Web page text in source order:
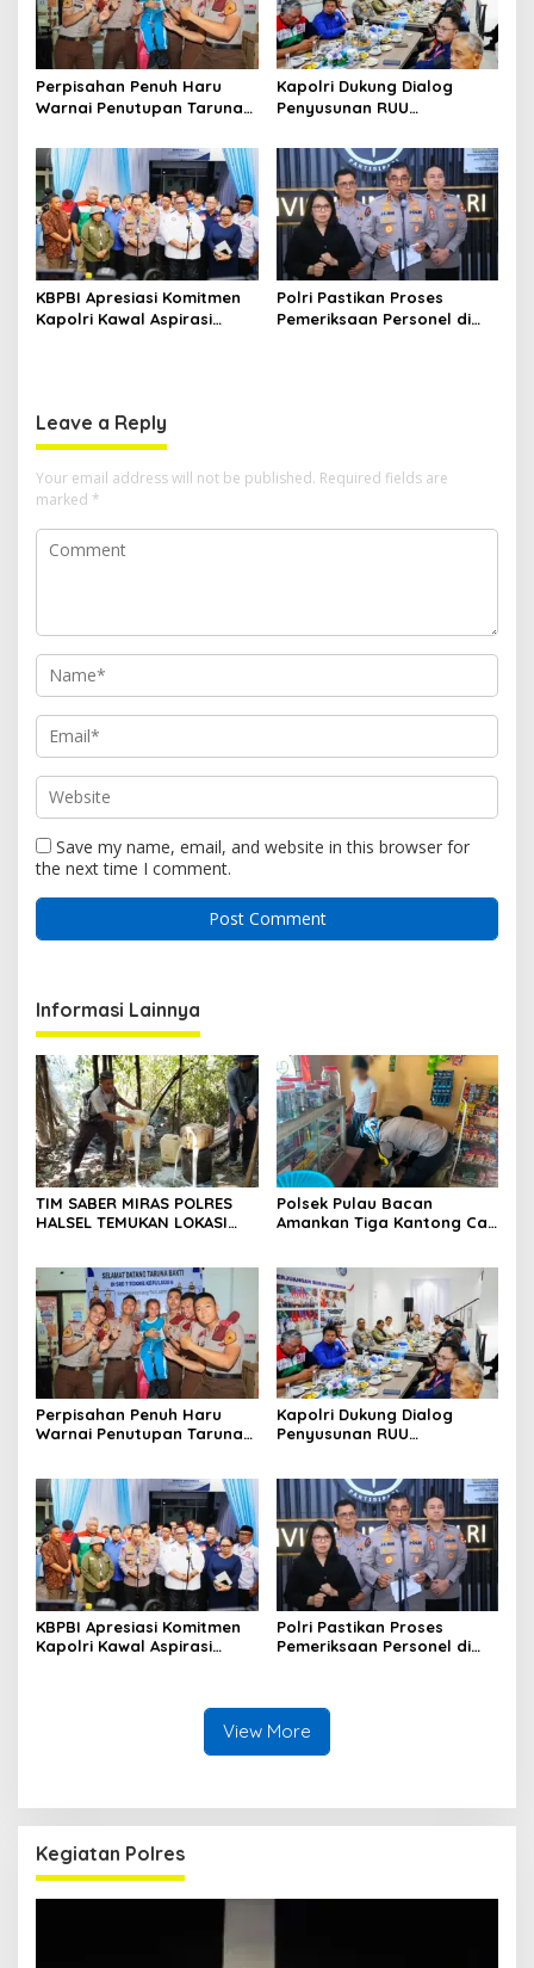
Perpisahan Penuh Haru
Warnai Penutupan Taruna
Kepulauan
Kapolri Dukung Dialog
Penyusunan RUU
Jembatan Aspirasi Buruh
KBPBI Apresiasi Komitmen
Kapolri Kawal Aspirasi
Polri Pastikan Proses
Pemeriksaan Personel di
Leave a Reply
Your email address will not be published. Required fields are
marked *
Save my name, email, and website in this browser for
the next time I comment.
Informasi Lainnya
TIM SABER MIRAS POLRES
HALSEL TEMUKAN LOKASI
Polsek Pulau Bacan
Amankan Tiga Kantong Cap
Perpisahan Penuh Haru
Warnai Penutupan Taruna
Kapolri Dukung Dialog
Penyusunan RUU
KBPBI Apresiasi Komitmen
Kapolri Kawal Aspirasi
Polri Pastikan Proses
Pemeriksaan Personel di
View More
Kegiatan Polres